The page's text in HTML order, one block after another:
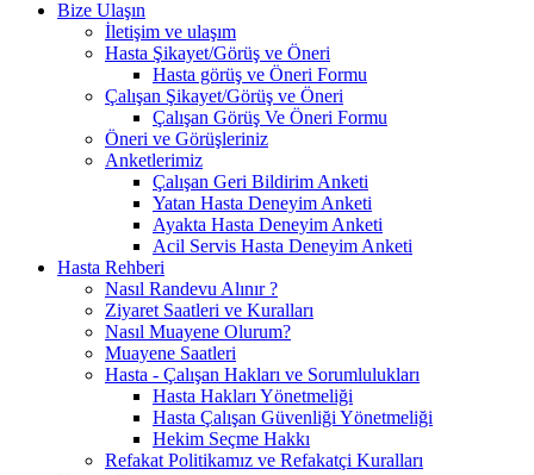
Bize Ulaşın
İletişim ve ulaşım
Hasta Şikayet/Görüş ve Öneri
Hasta görüş ve Öneri Formu
Çalışan Şikayet/Görüş ve Öneri
Çalışan Görüş Ve Öneri Formu
Öneri ve Görüşleriniz
Anketlerimiz
Çalışan Geri Bildirim Anketi
Yatan Hasta Deneyim Anketi
Ayakta Hasta Deneyim Anketi
Acil Servis Hasta Deneyim Anketi
Hasta Rehberi
Nasıl Randevu Alınır ?
Ziyaret Saatleri ve Kuralları
Nasıl Muayene Olurum?
Muayene Saatleri
Hasta - Çalışan Hakları ve Sorumlulukları
Hasta Hakları Yönetmeliği
Hasta Çalışan Güvenliği Yönetmeliği
Hekim Seçme Hakkı
Refakat Politikamız ve Refakatçi Kuralları